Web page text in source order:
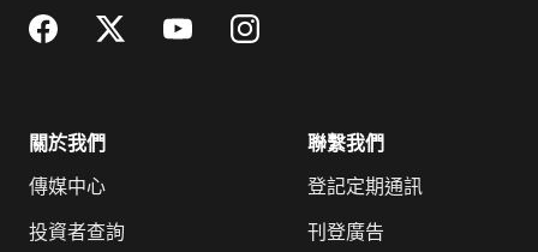
關於我們
傳媒中心
投資者查詢
聯繫我們
登記定期通訊
刊登廣告